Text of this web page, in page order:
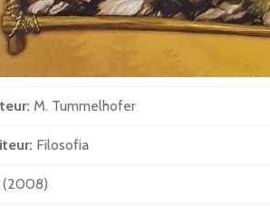
M. Tummelhofer
Filosofia
(2008)